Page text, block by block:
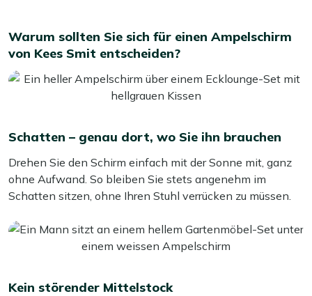
Ein zusätzlicher Tipp: Stellen Sie Ihren Sonnenschirm im
Herbst an einem sonnigen Tag noch einmal auf. Ein
Aufwand, großer Nutzen!
Warum sollten Sie sich für einen Ampelschirm
von Kees Smit entscheiden?
Schatten – genau dort, wo Sie ihn brauchen
Drehen Sie den Schirm einfach mit der Sonne mit, ganz
ohne Aufwand. So bleiben Sie stets angenehm im
Schatten sitzen, ohne Ihren Stuhl verrücken zu müssen.
Kein störender Mittelstock